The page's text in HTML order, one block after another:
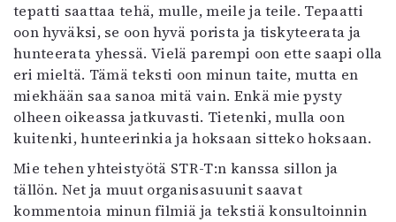
tepatti saattaa tehä, mulle, meile ja teile. Tepaatti
oon hyväksi, se oon hyvä porista ja tiskyteerata ja
hunteerata yhessä. Vielä parempi oon ette saapi olla
eri mieltä. Tämä teksti oon minun taite, mutta en
miekhään saa sanoa mitä vain. Enkä mie pysty
olheen oikeassa jatkuvasti. Tietenki, mulla oon
kuitenki, hunteerinkia ja hoksaan sitteko hoksaan.
Mie tehen yhteistyötä STR-T:n kanssa sillon ja
tällön. Net ja muut organisasuunit saavat
kommentoia minun filmiä ja tekstiä konsultoinnin